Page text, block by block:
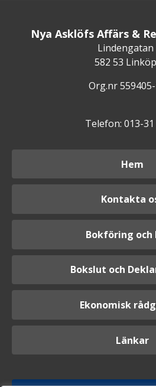
Nya Asklöfs Affärs &
Lindengatan
582 53
Org.nr
Telefon: 013-31
Hem
Kontakta
Bokföring och
Bokslut och
Ekonomisk
Länkar